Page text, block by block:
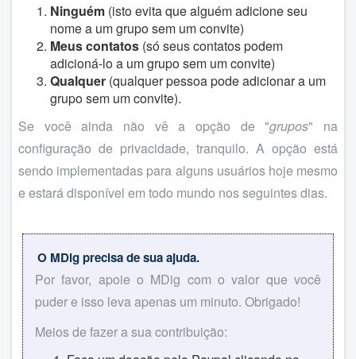
Ninguém (isto evita que alguém adicione seu
nome a um grupo sem um convite)
Meus contatos (só seus contatos podem
adicioná-lo a um grupo sem um convite)
Qualquer (qualquer pessoa pode adicionar a um
grupo sem um convite).
Se você ainda não vê a opção de "grupos" na
configuração de privacidade, tranquilo. A opção está
sendo implementadas para alguns usuários hoje mesmo
e estará disponível em todo mundo nos seguintes dias.
O MDig precisa de sua ajuda.
Por favor, apoie o MDig com o valor que você
puder e isso leva apenas um minuto. Obrigado!
Meios de fazer a sua contribuição: